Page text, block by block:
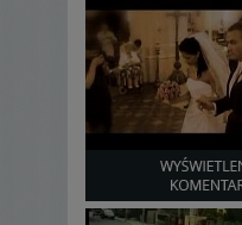
Moim celem jest
względu na
Obszar mojego
Zapraszam